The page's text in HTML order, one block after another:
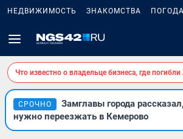
НЕДВИЖИМОСТЬ ЗНАКОМСТВА ПОГОДА
Что известно о владельце бизнеса, где
СРОЧНО
Замглавы города
нужно переезжать в Кемерово